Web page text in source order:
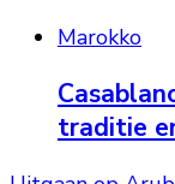
Marokko
traditie